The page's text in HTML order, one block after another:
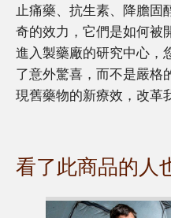
止痛藥、抗生素、降膽
奇的效力，它們是如何被
進入製藥廠的研究中心，
了意外驚喜，而不是嚴格
現舊藥物的新療效，改革
看了此商品的人